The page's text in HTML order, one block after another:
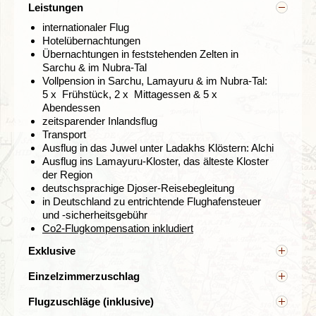
Die Hochburg derSikh-Religionwird dominiert von dem
von heiligem Wasser umgebenen „Goldenen Tempel“
Hari Mandir, dessen Grundstein im 16. Jh. gelegt
wurde. 100 kg Gold, die auf Kupferplatten aufgebracht
wurden, verleihen dem Schrein seinen strahlenden
Glanz. Der Tempel wird als die Verkörperung Gottes und
als ein Schiff, das die Wasser der Nichtwissenheit
überquert, betrachtet.
gecharterten Bus reisen wir von hier weiter nach
Dharamsala.
Dharamsala
Tag 5 Amritsar - Dharamsala
Leistungen
internationaler Flug
Hotelübernachtungen
Übernachtungen in feststehenden Zelten in
Sarchu & im Nubra-Tal
Vollpension in Sarchu, Lamayuru & im Nubra-Tal:
5 x Frühstück, 2 x Mittagessen & 5 x
Abendessen
zeitsparender Inlandsflug
Transport
Ausflug in das Juwel unter Ladakhs Klöstern: Alchi
Ausflug ins Lamayuru-Kloster, das älteste Kloster
der Region
deutschsprachige Djoser-Reisebegleitung
in Deutschland zu entrichtende Flughafensteuer
und -sicherheitsgebühr
Co2-Flugkompensation inkludiert
Exklusive
z.B. Mahlzeiten, Visum, Eintrittsgelder (auch für die
Guides, optionale Ausflüge, Trinkgelder, persönliche
Einzelzimmerzuschlag
Zimmer. Ihr könnt selbstverständlich ein
Flugzuschläge (inklusive)